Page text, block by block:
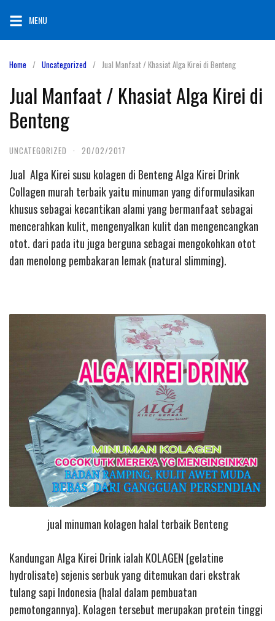
content
MENU
Home Uncategorized Jual Manfaat / Khasiat Alga Kirei di Benteng
Jual Manfaat / Khasiat Alga Kirei di
Benteng
UNCATEGORIZED · 20/02/2017
Jual Alga Kirei susu kolagen di Benteng Alga Kirei Drink
Collagen murah terbaik yaitu minuman yang diformulasikan
khusus sebagai kecantikan alami yang bermanfaat sebagai
mencerahkan kulit, mengenyalkan kulit dan mengencangkan
otot. dari pada itu juga berguna sebagai mengokohkan otot
dan menolong pembakaran lemak (natural slimming).
jual minuman kolagen halal terbaik Benteng
Kandungan Alga Kirei Drink ialah KOLAGEN (gelatine
hydrolisate) sejenis serbuk yang ditemukan dari ekstrak
tulang sapi Indonesia (halal dalam pembuatan
pemotongannya). Kolagen tersebut merupakan protein tinggi